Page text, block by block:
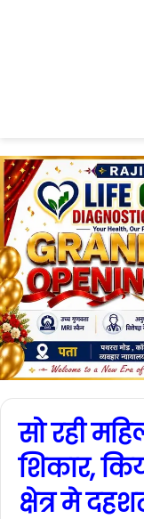
सो रही
शिकार,
क्षेत्र मे